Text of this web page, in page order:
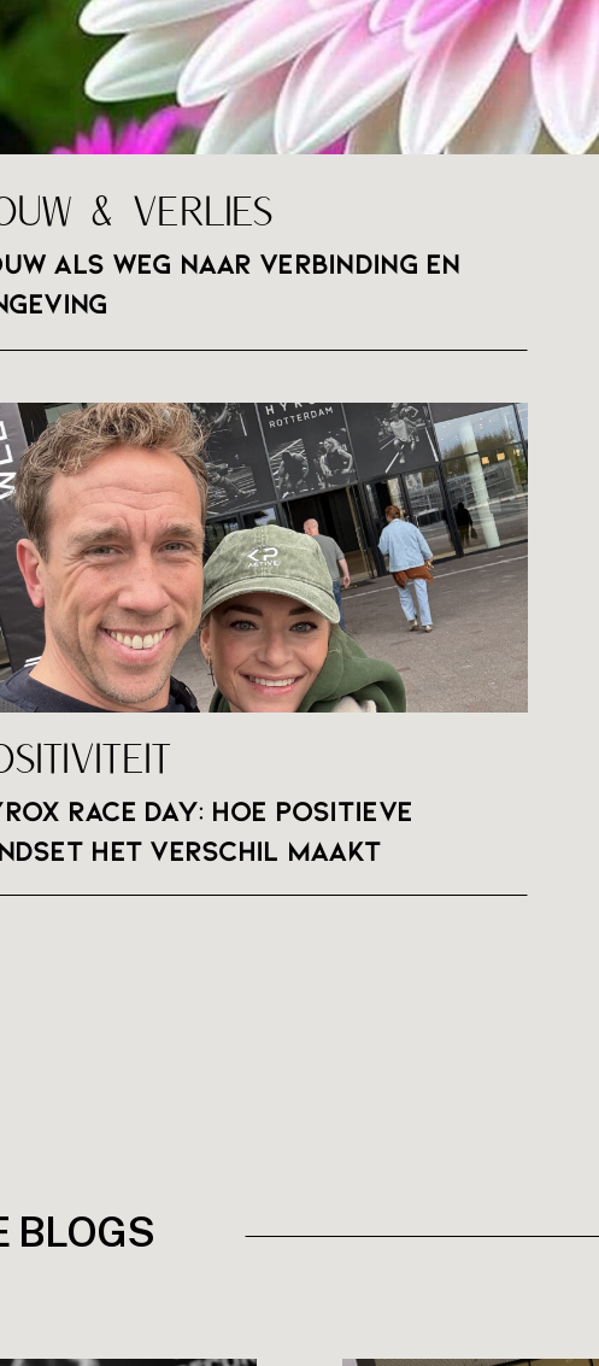
als weg naar verbinding en
& VERLIES
LEES DE BLOG
RACE DAY: hoe positieve
het verschil maakt
BLOGS